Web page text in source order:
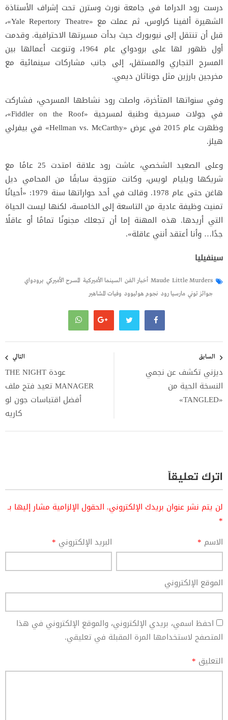
درست رود الدراما في جامعة نورث وسترن تحت إشراف الأستاذة
الشهيرة ألفينا كراوس، ثم عملت مع «Yale Repertory Theatre»،
قبل أن تنتقل إلى نيويورك حيث بدأت مسيرتها الاحترافية. وقدمت
أول ظهور لها على برودواي عام 1964، وتنوعت أعمالها بين
المسرح التجاري والمستقل، إلى جانب مشاركات سينمائية مع
مخرجين بارزين مثل جوناثان ديمي.
وفي سنواتها المتأخرة، واصلت رود نشاطها المسرحي، فشاركت
في جولات مسرحية وطنية لمسرحية «Fiddler on the Roof»،
وظهرت عام 2015 في عرض «Hellman vs. McCarthy» في بيفرلي
هيلز.
وعلى الصعيد الشخصي، عاشت رود علاقة امتدت 25 عامًا مع
شريكها ويليام لويس، وكانت متزوجة سابقًا من المحامي ديل
هاغن حتى عام 1978. وقالت في أحد حواراتها سنة 1979: «أحيانًا
تمنيت وظيفة عادية من التاسعة إلى الخامسة، لكنها ليست الحياة
التي أريدها. هذه المهنة إما أن تجعلك مجنونًا تمامًا أو عاقلًا
جدًا… وأنا أعتقد أنني عاقلة».
سينفيليا
Little Murders
Maude أخبار الفن السينما الأميركية المسرح الأميركي برودواي
جوائز توني مارسيا رود نجوم هوليوود وفيات المشاهير
المقالات
السابق
ديزني تكشف عن نجمي
النسخة الحية من
«TANGLED»
التالي
عودة THE NIGHT
MANAGER تعيد فتح ملف
أفضل اقتباسات جون لو
كاريه
اترك تعليقاً
لن يتم نشر عنوان بريدك الإلكتروني. الحقول الإلزامية مشار إليها بـ
*
الاسم * البريد الإلكتروني *
الموقع الإلكتروني
احفظ اسمي، بريدي الإلكتروني، والموقع الإلكتروني في هذا
المتصفح لاستخدامها المرة المقبلة في تعليقي.
التعليق *